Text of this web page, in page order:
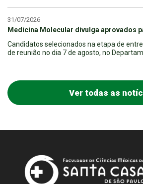
31/07/2026
Medicina Molecular divulga aprovados
Candidatos selecionados na etapa de
de reunião no dia 7 de agosto, no
Ver todas as